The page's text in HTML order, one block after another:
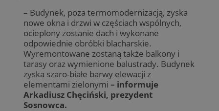
– Budynek, poza termomodernizacją, zyska
nowe okna i drzwi w częściach wspólnych,
ocieplony zostanie dach i wykonane
odpowiednie obróbki blacharskie.
Wyremontowane zostaną także balkony i
tarasy oraz wymienione balustrady. Budynek
zyska szaro-białe barwy elewacji z
elementami zielonymi – informuje
Arkadiusz Chęciński, prezydent
Sosnowca.